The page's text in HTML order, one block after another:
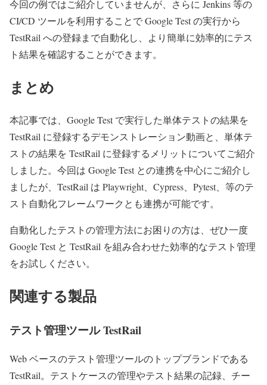
今回の例ではご紹介していませんが、さらに Jenkins 等の
CI/CD ツールを利用することで Google Test の実行から
TestRail への登録まで自動化し、より簡単に効率的にテス
ト結果を確認することができます。
まとめ
本記事では、Google Test で実行した単体テストの結果を
TestRail に登録するデモンストレーション動画と、単体テ
ストの結果を TestRail に登録するメリットについてご紹介
しました。今回は Google Test との連携を中心にご紹介し
ましたが、TestRail は Playwright、Cypress、Pytest、等のテ
スト自動化フレームワークとも連携が可能です。
自動化したテストの管理方法にお困りの方は、ぜひ一度
Google Test と TestRail を組み合わせた効率的なテスト管理
をお試しください。
関連する製品
テスト管理ツール TestRail
Web ベースのテスト管理ツールのトップブランドである
TestRail。テストケースの管理やテスト結果の記録、チー